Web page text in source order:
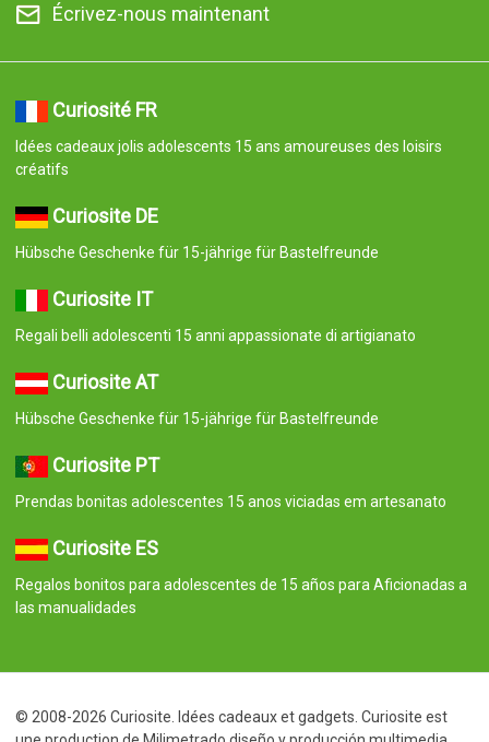
Écrivez-nous maintenant
Curiosité FR
Idées cadeaux jolis adolescents 15 ans amoureuses des loisirs
créatifs
Curiosite DE
Hübsche Geschenke für 15-jährige für Bastelfreunde
Curiosite IT
Regali belli adolescenti 15 anni appassionate di artigianato
Curiosite AT
Hübsche Geschenke für 15-jährige für Bastelfreunde
Curiosite PT
Prendas bonitas adolescentes 15 anos viciadas em artesanato
Curiosite ES
Regalos bonitos para adolescentes de 15 años para Aficionadas a
las manualidades
© 2008-2026 Curiosite. Idées cadeaux et gadgets. Curiosite est